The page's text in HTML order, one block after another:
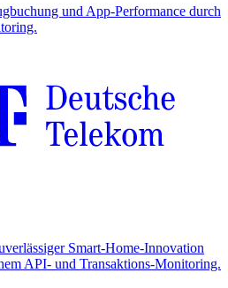
und App-Performance durch
Smart-Home-Innovation
API- und Transaktions-Monitoring.